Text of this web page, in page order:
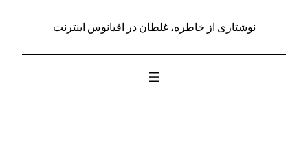
نوشتاری از خاطره، غلطان در اقیانوس اینترنت